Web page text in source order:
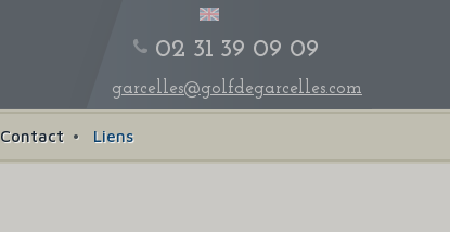
02 31 39 09 09
garcelles@golfdegarcelles.com
Contact Liens